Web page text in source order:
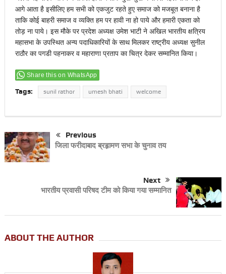
आगे आता है इसीलिए हम सभी को एकजुट रहते हुए समाज को मजबूत बनाना है
ताकि कोई बाहरी समाज व व्यक्ति हम पर हावी ना हो पाये और हमारी एकता को
तोड़ ना पाये। इस मौके पर प्रदेश अध्यक्ष उमेश भाटी ने अखिल भारतीय क्षत्रिय
महासभा के उपस्थित अन्य पदाधिकारियों के साथ मिलकर राष्ट्रीय अध्यक्ष सुनील
राठौर का पगडी पहनाकर व महाराणा प्रताप का चित्र देकर सम्मानित किया।
Share this on WhatsApp
Tags: sunil rathor umesh bhati welcome
Previous
जिला फरीदाबाद ब्रहृामण सभा के चुनाव तय
Next
भारतीय प्रवासी परिषद टीम को किया गया सम्मानित
ABOUT THE AUTHOR